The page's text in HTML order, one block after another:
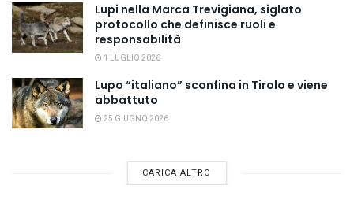
Lupi nella Marca Trevigiana, siglato
protocollo che definisce ruoli e
responsabilità
1 LUGLIO 2026
Lupo “italiano” sconfina in Tirolo e viene
abbattuto
25 GIUGNO 2026
CARICA ALTRO